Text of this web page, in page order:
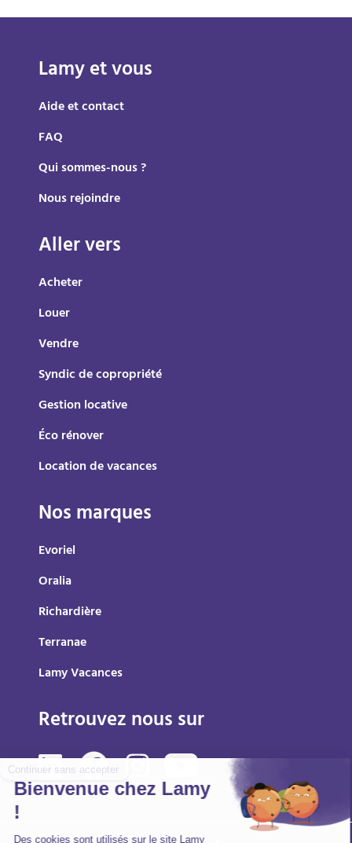
Lamy et vous
Aide et contact
FAQ
Qui sommes-nous ?
Nous rejoindre
Aller vers
Acheter
Louer
Vendre
Syndic de copropriété
Gestion locative
Éco rénover
Location de vacances
Nos marques
Evoriel
Oralia
Richardière
Terranae
Lamy Vacances
Retrouvez nous sur